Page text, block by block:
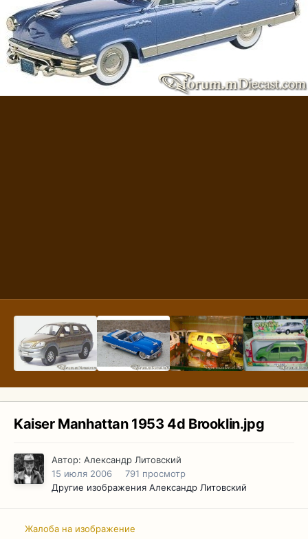
Kaiser Manhattan 1953 4d Brooklin.jpg
Автор: Александр Литовский
15 июля 2006
791 просмотр
Другие изображения Александр Литовский
Жалоба на изображение